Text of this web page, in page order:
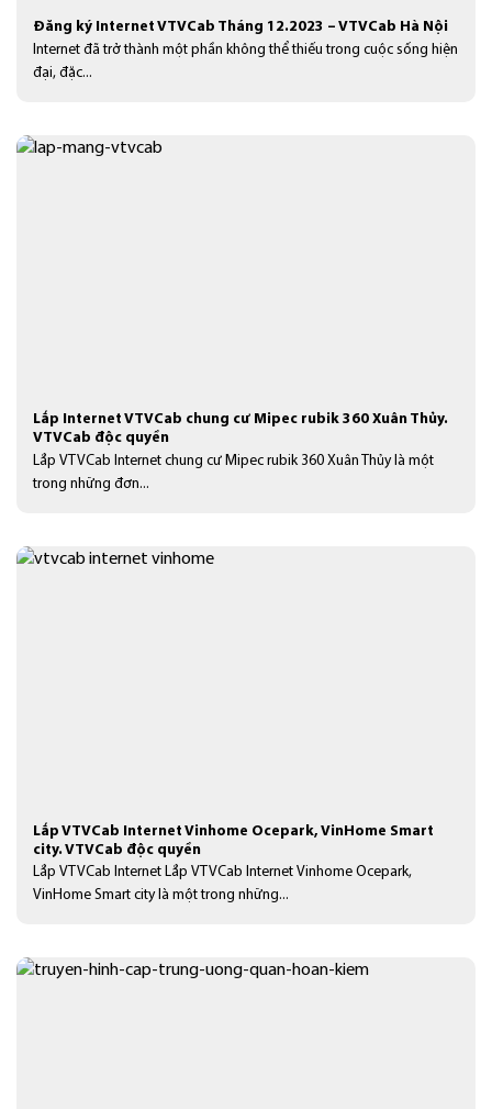
Đăng ký Internet VTVCab Tháng 12.2023 – VTVCab Hà Nội
Internet đã trở thành một phần không thể thiếu trong cuộc sống hiện
đại, đặc...
Lắp Internet VTVCab chung cư Mipec rubik 360 Xuân Thủy.
VTVCab độc quyền
Lắp VTVCab Internet chung cư Mipec rubik 360 Xuân Thủy là một
trong những đơn...
Lắp VTVCab Internet Vinhome Ocepark, VinHome Smart
city. VTVCab độc quyền
Lắp VTVCab Internet Lắp VTVCab Internet Vinhome Ocepark,
VinHome Smart city là một trong những...